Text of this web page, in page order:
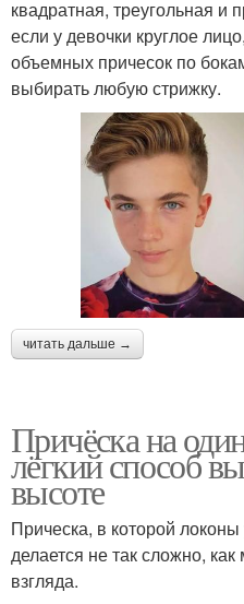
квадратная, треугольная и
если у девочки круглое
объемных причесок по
выбирать любую стрижку.
читать дальше →
Причёска на
лёгкий способ
высоте
Прическа, в которой
делается не так сложно,
взгляда.